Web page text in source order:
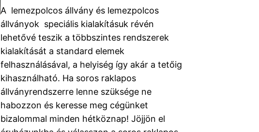
A lemezpolcos állvány és lemezpolcos
állványok speciális kialakításuk révén
lehetővé teszik a többszintes rendszerek
kialakítását a standard elemek
felhasználásával, a helyiség így akár a tetőig
kihasználható. Ha soros raklapos
állványrendszerre lenne szüksége ne
habozzon és keresse meg cégünket
bizalommal minden hétköznap! Jöjjön el